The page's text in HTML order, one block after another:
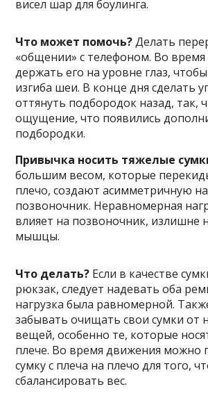
висел шар для боулинга.
Что может помочь?Делать
«общении» с телефоном. Во время
держать его на уровне глаз,
изгиба шеи. В конце дня сделать
оттянуть подбородок назад, так,
ощущение, что появились
подбородки.
Привычка носить тяжелые
большим весом, которые
плечо, создают асимметричную
позвоночник. Неравномерная
влияет на позвоночник, излишне
мышцы.
Что делать? Если в качестве
рюкзак, следует надевать оба
нагрузка была равномерной.
забывать очищать свои сумки от
вещей, особенно те, которые
плече. Во время движения можно
сумку с плеча на плечо для того,
сбалансировать вес.